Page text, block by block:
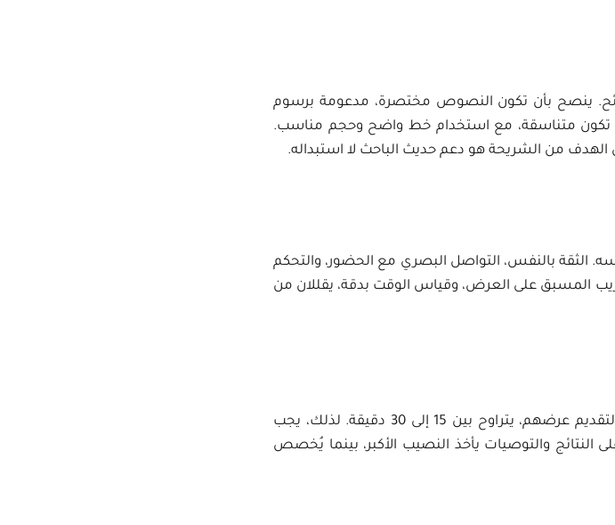
ينصح بأن تكون النصوص مختصرة، مدعومة برسوم
أن تكون متناسقة، مع استخدام خط واضح وحجم مناسب.
الهدف من الشريحة هو دعم حديث الباحث لا استبداله.
الثقة بالنفس، التواصل البصري مع الحضور، والتحكم
المسبق على العرض، وقياس الوقت بدقة، يقللان من
غالباً ما تمنح لجان المناقشة الباحثين وقتاً محدداً لتقديم عرضهم، يتراوح بين 15 إلى 30 دقيقة. لذلك، يجب
النتائج والتوصيات يأخذ النصيب الأكبر، بينما يُخصص